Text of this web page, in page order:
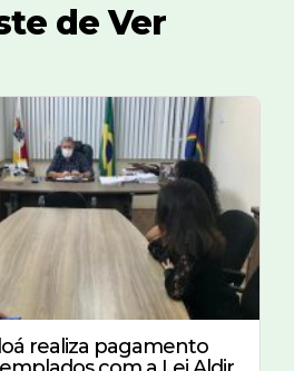
de Ver
realiza pagamento